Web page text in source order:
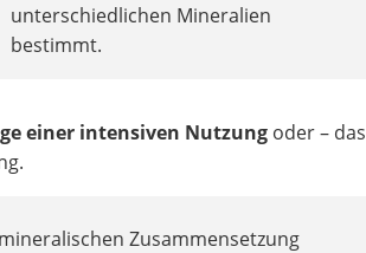
unterschiedlichen Mineralien
bestimmt.
einer intensiven Nutzung oder – das
Zusammensetzung